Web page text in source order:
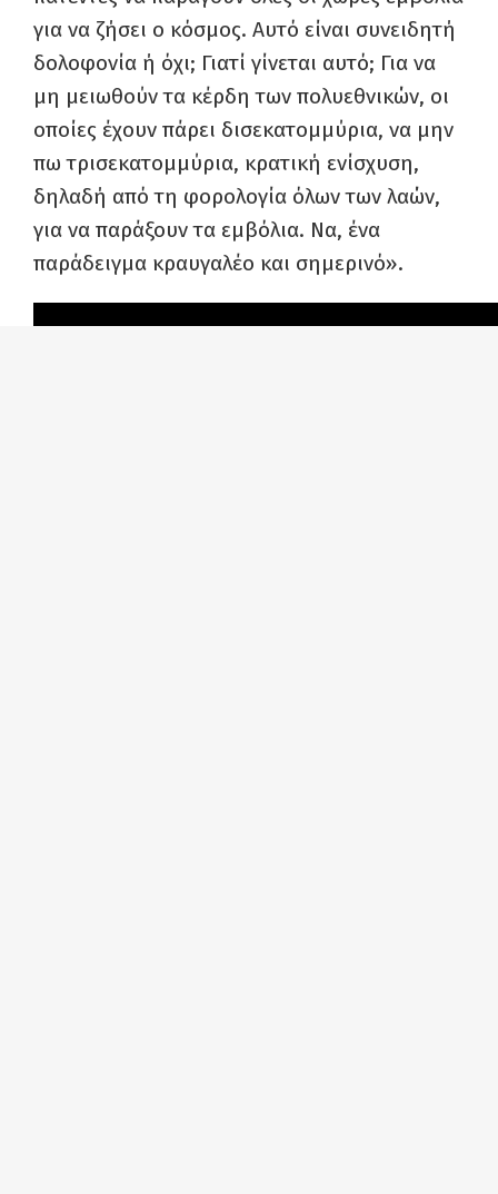
για να ζήσει ο κόσμος. Αυτό είναι συνειδητή
δολοφονία ή όχι; Γιατί γίνεται αυτό; Για να
μη μειωθούν τα κέρδη των πολυεθνικών, οι
οποίες έχουν πάρει δισεκατομμύρια, να μην
πω τρισεκατομμύρια, κρατική ενίσχυση,
δηλαδή από τη φορολογία όλων των λαών,
για να παράξουν τα εμβόλια. Να, ένα
παράδειγμα κραυγαλέο και σημερινό».